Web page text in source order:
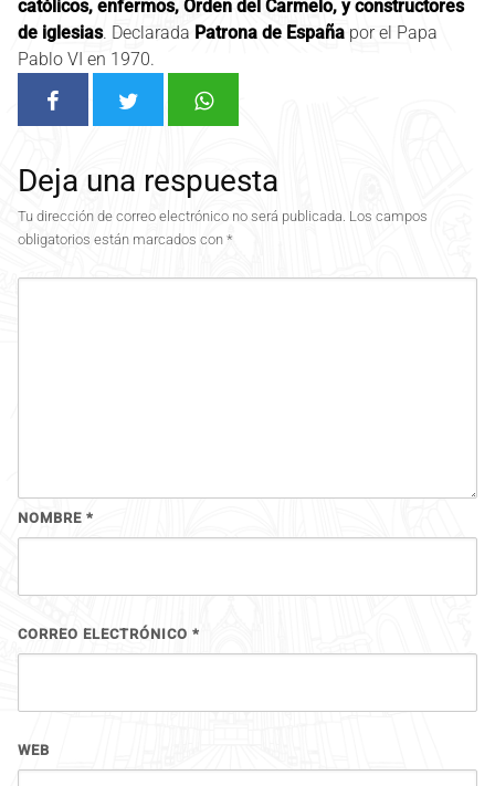
católicos, enfermos, Orden del Carmelo, y constructores
de iglesias. Declarada Patrona de España por el Papa
Pablo VI en 1970.
Deja una respuesta
Tu dirección de correo electrónico no será publicada. Los campos
obligatorios están marcados con *
NOMBRE *
CORREO ELECTRÓNICO *
WEB